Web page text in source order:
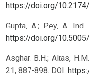
https://doi.org/
Gupta, A.; Pey, A.
https://doi.org/
Asghar, B.H.; Altas,
21, 887-898. DOI: